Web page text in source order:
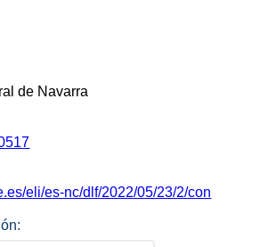
de Navarra
eli/es-nc/dlf/2022/05/23/2/con